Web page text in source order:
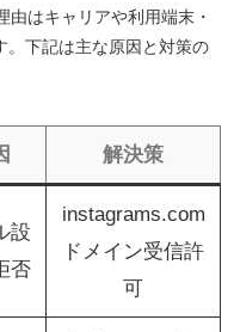
由はキャリアや利用端末・
。下記は主な原因と対策の
解決策
設
否
instagrams.com
ドメイン受信許
可